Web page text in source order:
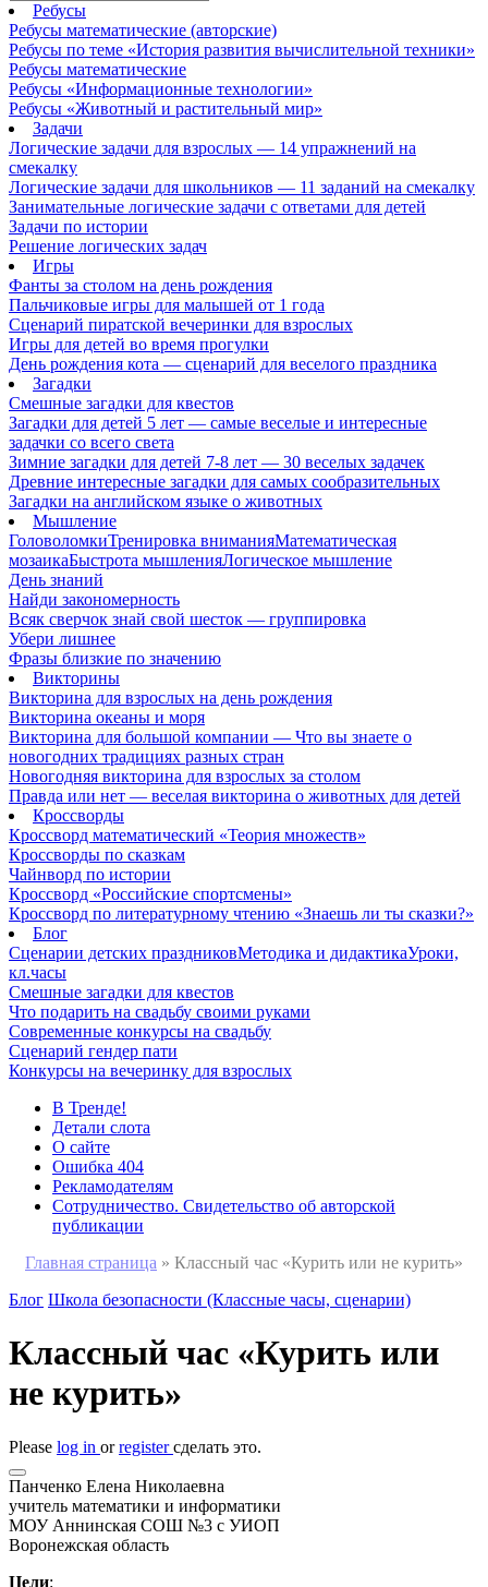
Ребусы
Ребусы математические (авторские)
Ребусы по теме «История развития вычислительной техники»
Ребусы математические
Ребусы «Информационные технологии»
Ребусы «Животный и растительный мир»
Задачи
Логические задачи для взрослых — 14 упражнений на
смекалку
Логические задачи для школьников — 11 заданий на смекалку
Занимательные логические задачи с ответами для детей
Задачи по истории
Решение логических задач
Игры
Фанты за столом на день рождения
Пальчиковые игры для малышей от 1 года
Сценарий пиратской вечеринки для взрослых
Игры для детей во время прогулки
День рождения кота — сценарий для веселого праздника
Загадки
Смешные загадки для квестов
Загадки для детей 5 лет — самые веселые и интересные
задачки со всего света
Зимние загадки для детей 7-8 лет — 30 веселых задачек
Древние интересные загадки для самых сообразительных
Загадки на английском языке о животных
Мышление
ГоловоломкиТренировка вниманияМатематическая
мозаикаБыстрота мышленияЛогическое мышление
День знаний
Найди закономерность
Всяк сверчок знай свой шесток — группировка
Убери лишнее
Фразы близкие по значению
Викторины
Викторина для взрослых на день рождения
Викторина океаны и моря
Викторина для большой компании — Что вы знаете о
новогодних традициях разных стран
Новогодняя викторина для взрослых за столом
Правда или нет — веселая викторина о животных для детей
Кроссворды
Кроссворд математический «Теория множеств»
Кроссворды по сказкам
Чайнворд по истории
Кроссворд «Российские спортсмены»
Кроссворд по литературному чтению «Знаешь ли ты сказки?»
Блог
Сценарии детских праздниковМетодика и дидактикаУроки,
кл.часы
Смешные загадки для квестов
Что подарить на свадьбу своими руками
Современные конкурсы на свадьбу
Сценарий гендер пати
Конкурсы на вечеринку для взрослых
В Тренде!
Детали слота
О сайте
Ошибка 404
Рекламодателям
Сотрудничество. Свидетельство об авторской
публикации
Главная страница » Классный час «Курить или не курить»
Блог Школа безопасности (Классные часы, сценарии)
Классный час «Курить или
не курить»
Please log in orregisterсделать это.
Панченко Елена Николаевна
учитель математики и информатики
МОУ Аннинская СОШ №3 с УИОП
Воронежская область
Цели: